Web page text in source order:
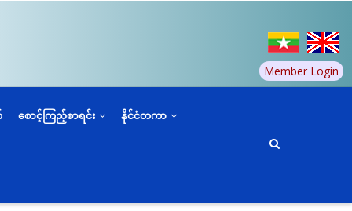
Member Login
စောင့်ကြည့်စာရင်း နိုင်ငံတကာ